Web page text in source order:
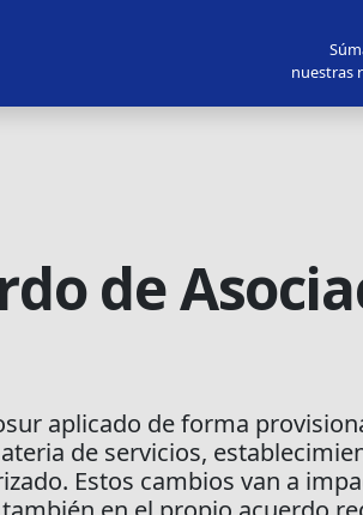
nuestras
de
aplicado de forma
de servicios,
Estos cambios van a